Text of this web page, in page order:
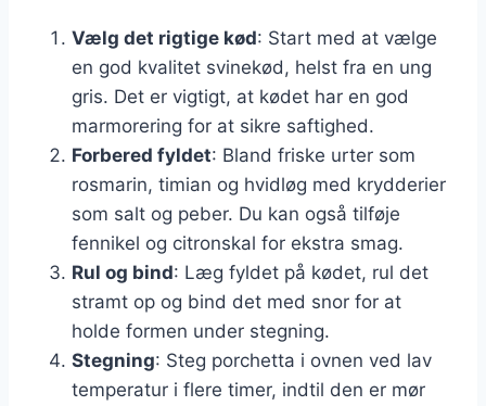
Vælg det rigtige kød: Start med at vælge
en god kvalitet svinekød, helst fra en ung
gris. Det er vigtigt, at kødet har en god
marmorering for at sikre saftighed.
Forbered fyldet: Bland friske urter som
rosmarin, timian og hvidløg med krydderier
som salt og peber. Du kan også tilføje
fennikel og citronskal for ekstra smag.
Rul og bind: Læg fyldet på kødet, rul det
stramt op og bind det med snor for at
holde formen under stegning.
Stegning: Steg porchetta i ovnen ved lav
temperatur i flere timer, indtil den er mør